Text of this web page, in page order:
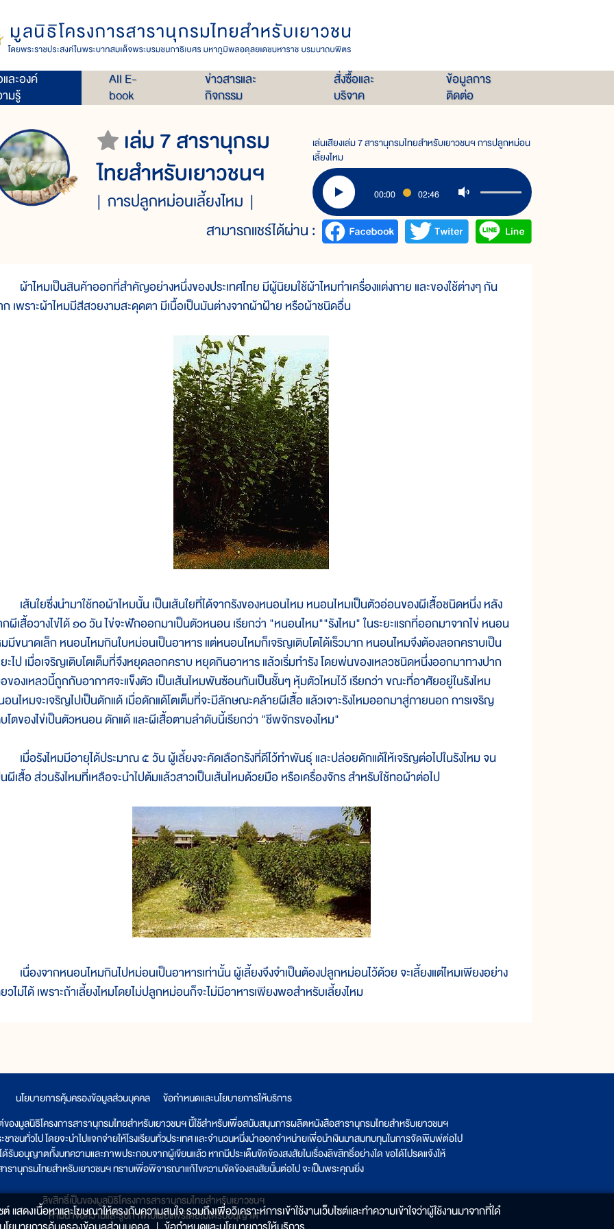
ละองค์
มรู้
All E-
book
ข่าวสารและ
กิจกรรม
สั่งซื้อและ
บริจาค
ข้อมูลการ
ติดต่อ
เล่ม 7 สารานุกรม
ไทยสำหรับเยาวชนฯ
การปลูกหม่อนเลี้ยงไหม
เล่นเสียงเล่ม 7 สารานุกรมไทยสำหรับเยาวชนฯ การปลูกหม่อน
เลี้ยงไหม
00:00 02:46
สามารถแชร์ได้ผ่าน :
ผ้าไหมเป็นสินค้าออกที่สำคัญอย่างหนึ่งของประเทศไทย มีผู้นิยมใช้ผ้าไหมทำเครื่องแต่งกาย และของใช้ต่างๆ กัน
ก เพราะผ้าไหมมีสีสวยงามสะดุดตา มีเนื้อเป็นมันต่างจากผ้าฝ้าย หรือผ้าชนิดอื่น
เส้นใยซึ่งนำมาใช้ทอผ้าไหมนั้น เป็นเส้นใยที่ได้จากรังของหนอนไหม หนอนไหมเป็นตัวอ่อนของผีเสื้อชนิดหนึ่ง หลัง
กผีเสื้อวางไข่ได้ ๑๐ วัน ไข่จะฟักออกมาเป็นตัวหนอน เรียกว่า "หนอนไหม""รังไหม" ในระยะแรกที่ออกมาจากไข่ หนอน
มีขนาดเล็ก หนอนไหมกินใบหม่อนเป็นอาหาร แต่หนอนไหมก็เจริญเติบโตได้เร็วมาก หนอนไหมจึงต้องลอกคราบเป็น
ะไป เมื่อเจริญเติบโตเต็มที่จึงหยุดลอกคราบ หยุดกินอาหาร แล้วเริ่มทำรัง โดยพ่นของเหลวชนิดหนึ่งออกมาทางปาก
อของเหลวนี้ถูกกับอากาศจะแข็งตัว เป็นเส้นไหมพันซ้อนกันเป็นชั้นๆ หุ้มตัวไหมไว้ เรียกว่า ขณะที่อาศัยอยู่ในรังไหม
อนไหมจะเจริญไปเป็นดักแด้ เมื่อดักแด้โตเต็มที่จะมีลักษณะคล้ายผีเสื้อ แล้วเจาะรังไหมออกมาสู่ภายนอก การเจริญ
บโตของไข่เป็นตัวหนอน ดักแด้ และผีเสื้อตามลำดับนี้เรียกว่า "ชีพจักรของไหม"
เมื่อรังไหมมีอายุได้ประมาณ ๕ วัน ผู้เลี้ยงจะคัดเลือกรังที่ดีไว้ทำพันธุ์ และปล่อยดักแด้ให้เจริญต่อไปในรังไหม จน
นผีเสื้อ ส่วนรังไหมที่เหลือจะนำไปต้มแล้วสาวเป็นเส้นไหมด้วยมือ หรือเครื่องจักร สำหรับใช้ทอผ้าต่อไป
เนื่องจากหนอนไหมกินไปหม่อนเป็นอาหารเท่านั้น ผู้เลี้ยงจึงจำเป็นต้องปลูกหม่อนไว้ด้วย จะเลี้ยงแต่ไหมเพียงอย่าง
วไม่ได้ เพราะถ้าเลี้ยงไหมโดยไม่ปลูกหม่อนก็จะไม่มีอาหารเพียงพอสำหรับเลี้ยงไหม
นโยบายการคุ้มครองข้อมูลส่วนบุคคล
ข้อกำหนดและนโยบายการให้บริการ
องมูลนิธิโครงการสารานุกรมไทยสำหรับเยาวชนฯ นี้ใช้สำหรับเพื่อสนับสนุนการผลิตหนังสือสารานุกรมไทยสำหรับเยาวชนฯ
ชาชนทั่วไป โดยจะนำไปแจกจ่ายให้โรงเรียนทั่วประเทศ และจำนวนหนึ่งนำออกจำหน่ายเพื่อนำเงินมาสมทบทุนในการจัดพิมพ์ต่อไป
รับอนุญาตทั้งบทความและภาพประกอบจากผู้เขียนแล้ว หากมีประเด็นขัดข้องสงสัยในเรื่องลิขสิทธิ์อย่างใด ขอได้โปรดแจ้งให้
รานุกรมไทยสำหรับเยาวชนฯ ทราบเพื่อพิจารณาแก้ไขความขัดข้องสงสัยนั้นต่อไป จะเป็นพระคุณยิ่ง
ลิขสิทธิ์เป็นของมูลนิธิโครงการสารานุกรมไทยสำหรับเยาวชนฯ
ห้ามนำข้อความและรูปภาพไปเผยแพร่โดยไม่ได้รับอนุญาต
แสดงเนื้อหาและโฆษณาให้ตรงกับความสนใจ รวมถึงเพื่อวิเคราะห์การเข้าใช้งานเว็บไซต์และทำความเข้าใจว่าผู้ใช้งานมาจากที่ใด๋